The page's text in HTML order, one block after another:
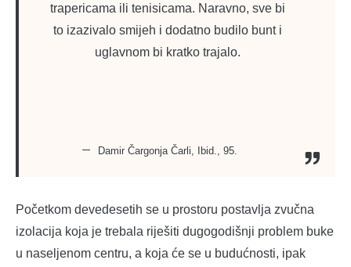
trapericama ili tenisicama. Naravno, sve bi
to izazivalo smijeh i dodatno budilo bunt i
uglavnom bi kratko trajalo.
Damir Čargonja Čarli, Ibid., 95.
Početkom devedesetih se u prostoru postavlja zvučna
izolacija koja je trebala riješiti dugogodišnji problem buke
u naseljenom centru, a koja će se u budućnosti, ipak